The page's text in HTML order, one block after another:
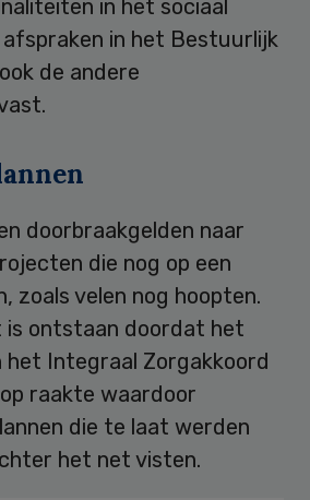
in het sociaal
afspraken in het Bestuurlijk
de andere
doorbraakgelden naar
die nog op een
zoals velen nog hoopten.
is ontstaan doordat het
Integraal Zorgakkoord
raakte waardoor
die te laat werden
het net visten.